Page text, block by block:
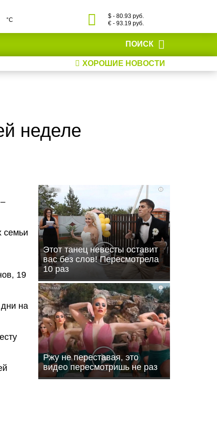
°С
$ - 80.93 руб.
€ - 93.19 руб.
ПОИСК
ХОРОШИЕ НОВОСТИ
неделе
семьи
19
на
i
Этот танец невесты оставит
вас без слов! Пересмотрела
10 раз
i
Ржу не переставая, это
видео пересмотришь не раз